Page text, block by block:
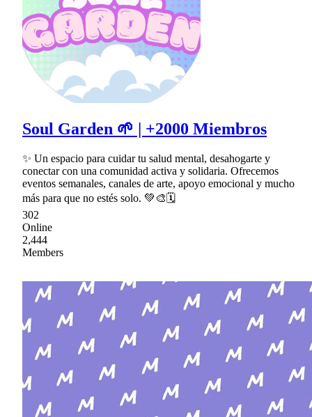
Soul Garden 🌱 | +2000 Miembros
✨ Un espacio para cuidar tu salud mental, desahogarte y
conectar con una comunidad activa y solidaria. Ofrecemos
eventos semanales, canales de arte, apoyo emocional y mucho
más para que no estés solo. 💚🎨🗓
302
Online
2,444
Members